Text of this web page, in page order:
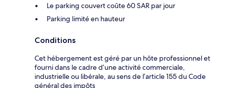
Le parking couvert coûte 60 SAR par jour
Parking limité en hauteur
Conditions
Cet hébergement est géré par un hôte professionnel et
fourni dans le cadre d’une activité commerciale,
industrielle ou libérale, au sens de l’article 155 du Code
général des impôts